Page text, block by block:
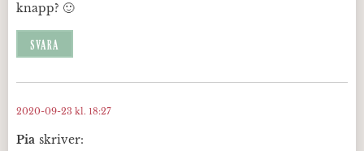
knapp? 🙂
SVARA
Pia skriver:
2020-09-23 kl. 18:27